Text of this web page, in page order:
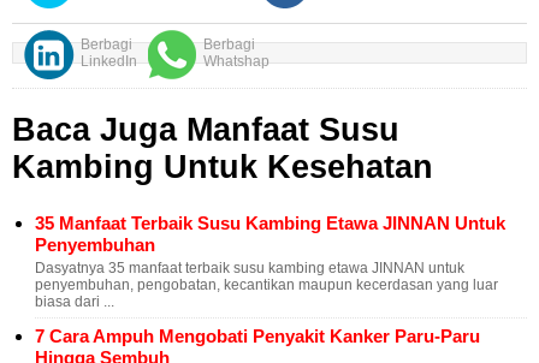
Berbagi
LinkedIn
Berbagi
Whatshap
Baca Juga Manfaat Susu
Kambing Untuk Kesehatan
35 Manfaat Terbaik Susu Kambing Etawa JINNAN Untuk
Penyembuhan
Dasyatnya 35 manfaat terbaik susu kambing etawa JINNAN untuk
penyembuhan, pengobatan, kecantikan maupun kecerdasan yang luar
biasa dari ...
7 Cara Ampuh Mengobati Penyakit Kanker Paru-Paru
Hingga Sembuh